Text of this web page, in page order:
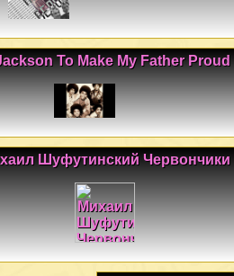
To Make My Father Proud
Шуфутинский Червончики